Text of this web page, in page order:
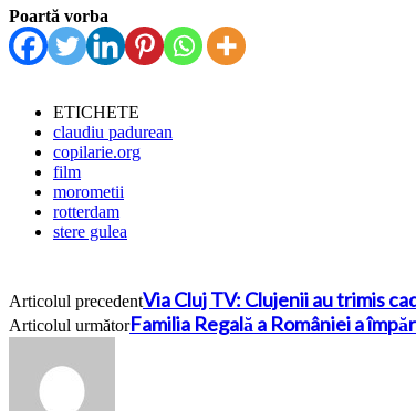
Poartă vorba
ETICHETE
claudiu padurean
copilarie.org
film
morometii
rotterdam
stere gulea
Articolul precedentVia Cluj TV: Clujenii au trimis
Articolul următorFamilia Regală a României a